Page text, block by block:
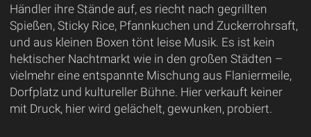
Händler ihre Stände auf, es riecht nach gegrillten
Spießen, Sticky Rice, Pfannkuchen und Zuckerrohrsaft,
und aus kleinen Boxen tönt leise Musik. Es ist kein
hektischer Nachtmarkt wie in den großen Städten –
vielmehr eine entspannte Mischung aus Flaniermeile,
Dorfplatz und kultureller Bühne. Hier verkauft keiner
mit Druck, hier wird gelächelt, gewunken, probiert.